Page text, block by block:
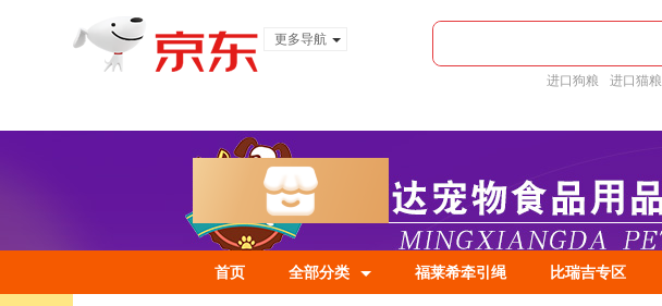
更多导航
进口狗粮 进口猫粮
首页 全部分类 福莱希牵引绳 比瑞吉专区